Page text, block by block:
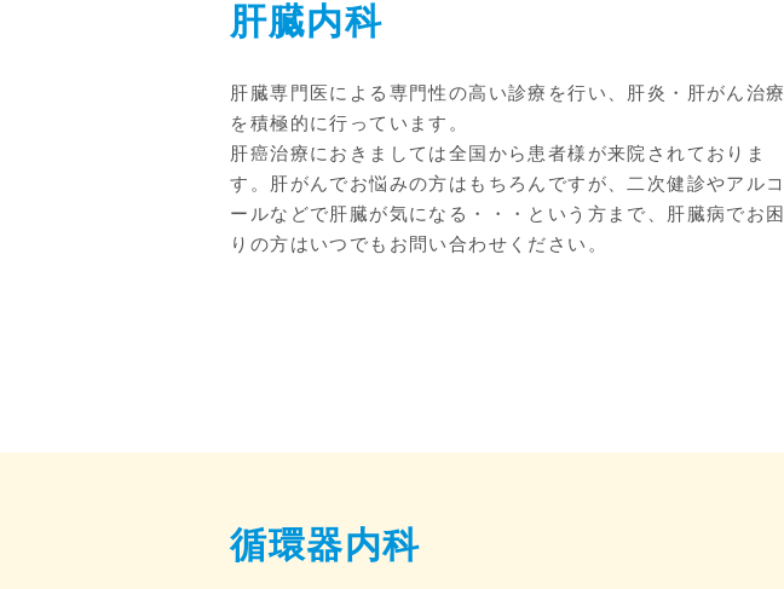
肝臓内科
肝臓専門医による専門性の高い診療を行い、肝炎・肝がん治療
を積極的に行っています。
肝癌治療におきましては全国から患者様が来院されておりま
す。肝がんでお悩みの方はもちろんですが、二次健診やアルコ
ールなどで肝臓が気になる・・・という方まで、肝臓病でお困
りの方はいつでもお問い合わせください。
循環器内科